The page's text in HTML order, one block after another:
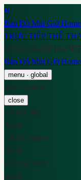
B
Bản Đồ Múi Giờ
TRỰC TIẾP THỂ
VN02:45GMT 19:45ET
Bản Đồ Múi Giờ
menu · global
global.watch
close
VNHà Nội
02:45
GMTLondon
19:45
ETNew York
14:45